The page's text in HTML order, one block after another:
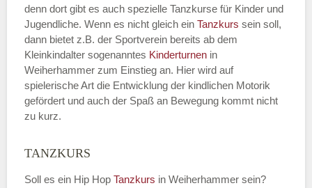
Name der Tanzschule
Kontakt E-Mail
Kontakt Telefonnummer
denn dort gibt es auch spezielle Tanzkurse für Kinder und
Jugendliche. Wenn es nicht gleich ein Tanzkurs sein soll,
dann bietet z.B. der Sportverein bereits ab dem
Kleinkindalter sogenanntes Kinderturnen in
Weiherhammer zum Einstieg an. Hier wird auf
spielerische Art die Entwicklung der kindlichen Motorik
gefördert und auch der Spaß an Bewegung kommt nicht
zu kurz.
TANZKURS
Soll es ein Hip Hop Tanzkurs in Weiherhammer sein?